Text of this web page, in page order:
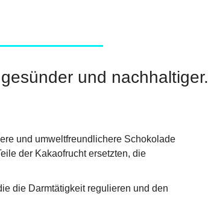
und nachhaltiger.
und umweltfreundlichere Schokolade
der Kakaofrucht ersetzten, die
die Darmtätigkeit regulieren und den